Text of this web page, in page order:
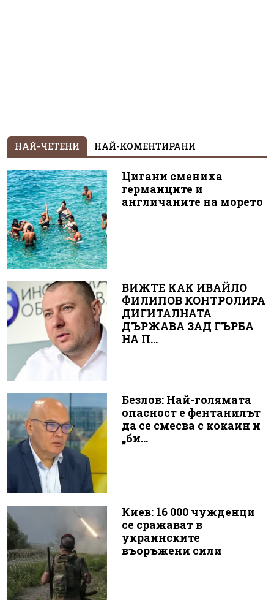
НАЙ-ЧЕТЕНИ НАЙ-КОМЕНТИРАНИ
Цигани смениха
германците и
англичаните на морето
ВИЖТЕ КАК ИВАЙЛО
ФИЛИПОВ КОНТРОЛИРА
ДИГИТАЛНАТА
ДЪРЖАВА ЗАД ГЪРБА
НА П...
Безлов: Най-голямата
опасност е фентанилът
да се смесва с кокаин и
„би...
Киев: 16 000 чужденци
се сражават в
украинските
въоръжени сили